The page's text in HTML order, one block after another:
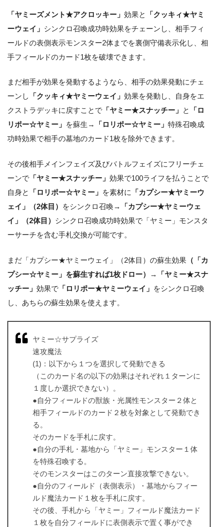
「ヤミーズメント★アクロッキー」 効果と
「クッキィ★ヤミ
ーウェイ」 シンクロ召喚成功時効果をチェーンし、相手フィ
ールドの表側表示モンスター2体までを裏側守備表示化し、相
手フィールドのカード1枚を破壊できます。
まだ相手が効果を発動するようなら、相手の効果発動にチェ
ーンし
「クッキィ★ヤミーウェイ」 効果を発動し、自身をエ
クストラデッキに戻すことで 「ヤミー★スナッチー」 と
「ロ
リポー☆ヤミー」 を蘇生→ 「ロリポー☆ヤミー」 特殊召喚成
功時効果で相手の墓地のカード1枚を除外できます。
その後相手メインフェイズ及びバトルフェイズにフリーチェ
ーンで 「ヤミー★スナッチー」 効果で100ライフを払うことで
自身と
「ロリポー☆ヤミー」 を素材に
「カプシー★ヤミーウ
ェイ」（2体目）
をシンクロ召喚→
「カプシー★ヤミーウェ
イ」（2体目） シンクロ召喚成功時効果で「ヤミー」モンスタ
ーサーチを含む手札交換が可能です。
まだ「カプシー★ヤミーウェイ」（2体目）の蘇生効果 （「カ
プシー☆ヤミー」を蘇生すれば1枚ドロー）
→
「ヤミー★スナ
ッチー」 効果で 「ロリポー★ヤミーウェイ」 をシンクロ召喚
し、あちらの蘇生効果を使えます。
ヤミー☆サプライズ
速攻魔法
(1)：以下から１つを選択して発動できる
（このカード名の以下の効果はそれぞれ１ターンに
１度しか選択できない）。
●自分フィールドの獣族・光属性モンスター２体と
相手フィールドのカード２枚を対象として発動でき
る。
そのカードを手札に戻す。
●自分の手札・墓地から「ヤミー」モンスター１体
を特殊召喚する。
そのモンスターはこのターン直接攻撃できない。
●自分のフィールド（表側表示）・墓地からフィー
ルド魔法カード１枚を手札に戻す。
その後、手札から「ヤミー」フィールド魔法カード
１枚を自分フィールドに表側表示で置く事ができ